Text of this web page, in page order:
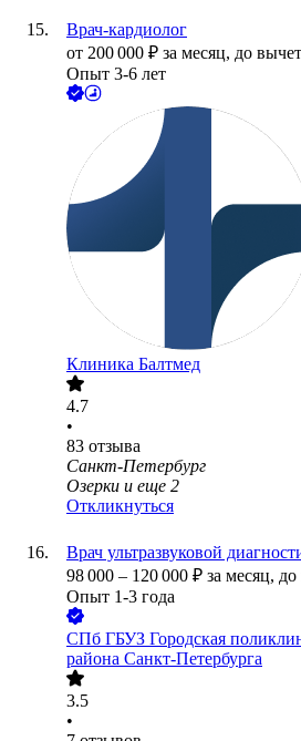
Врач-кардиолог
от 200 000 ₽ за месяц, до
Опыт 3-6 лет
Клиника Балтмед
4.7
•
83 отзыва
Санкт-Петербург
Озерки и еще 2
Откликнуться
Врач ультразвуковой
98 000 – 120 000 ₽ за месяц, до
Опыт 1-3 года
СПб ГБУЗ Городская
района Санкт-Петербурга
3.5
•